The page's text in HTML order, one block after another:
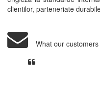
clientilor, parteneriate
What our